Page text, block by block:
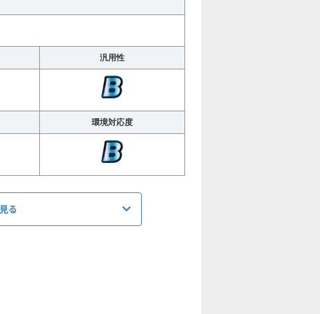
汎用性
環境対応度
る